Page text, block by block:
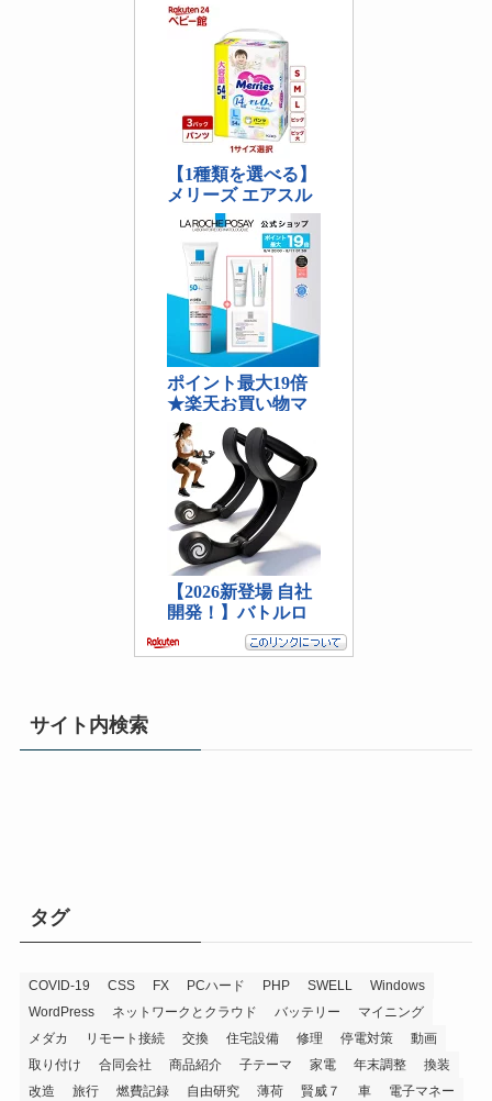
サイト内検索
タグ
COVID-19 CSS FX PCハード PHP SWELL
Windows
WordPress
ネットワークとクラウド バッテリー
マイニング
メダカ
リモート接続 交換 住宅設備 修理 停電対策
動画
取り付け
合同会社 商品紹介 子テーマ 家電 年末調整
換装
改造
旅行 燃費記録 自由研究 薄荷 賢威７ 車 電子マネー